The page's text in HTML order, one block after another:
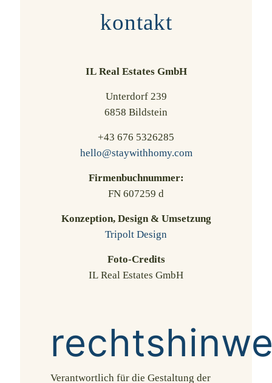
kontakt
IL Real Estates GmbH
Unterdorf 239
6858 Bildstein
+43 676 5326285
hello@staywithhomy.com
Firmenbuchnummer:
FN 607259 d
Konzeption, Design & Umsetzung
Tripolt Design
Foto-Credits
IL Real Estates GmbH
Verantwortlich für die Gestaltung der